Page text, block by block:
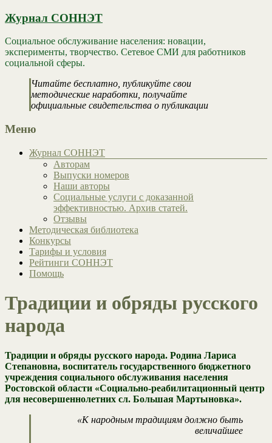
Журнал СОННЭТ
Социальное обслуживание населения: новации,
эксперименты, творчество. Сетевое СМИ для работников
социальной сферы.
Читайте бесплатно, публикуйте свои
методические наработки, получайте
официальные свидетельства о публикации
Меню
Журнал СОННЭТ
Авторам
Выпуски номеров
Наши авторы
Социальные услуги с доказанной
эффективностью. Архив статей.
Отзывы
Методическая библиотека
Конкурсы
Тарифы и условия
Рейтинги СОННЭТ
Помощь
Традиции и обряды русского
народа
Традиции и обряды русского народа. Родина Лариса
Степановна, воспитатель государственного бюджетного
учреждения социального обслуживания населения
Ростовской области «Социально-реабилитационный центр
для несовершеннолетних сл. Большая Мартыновка».
«К народным традициям должно быть
величайшее